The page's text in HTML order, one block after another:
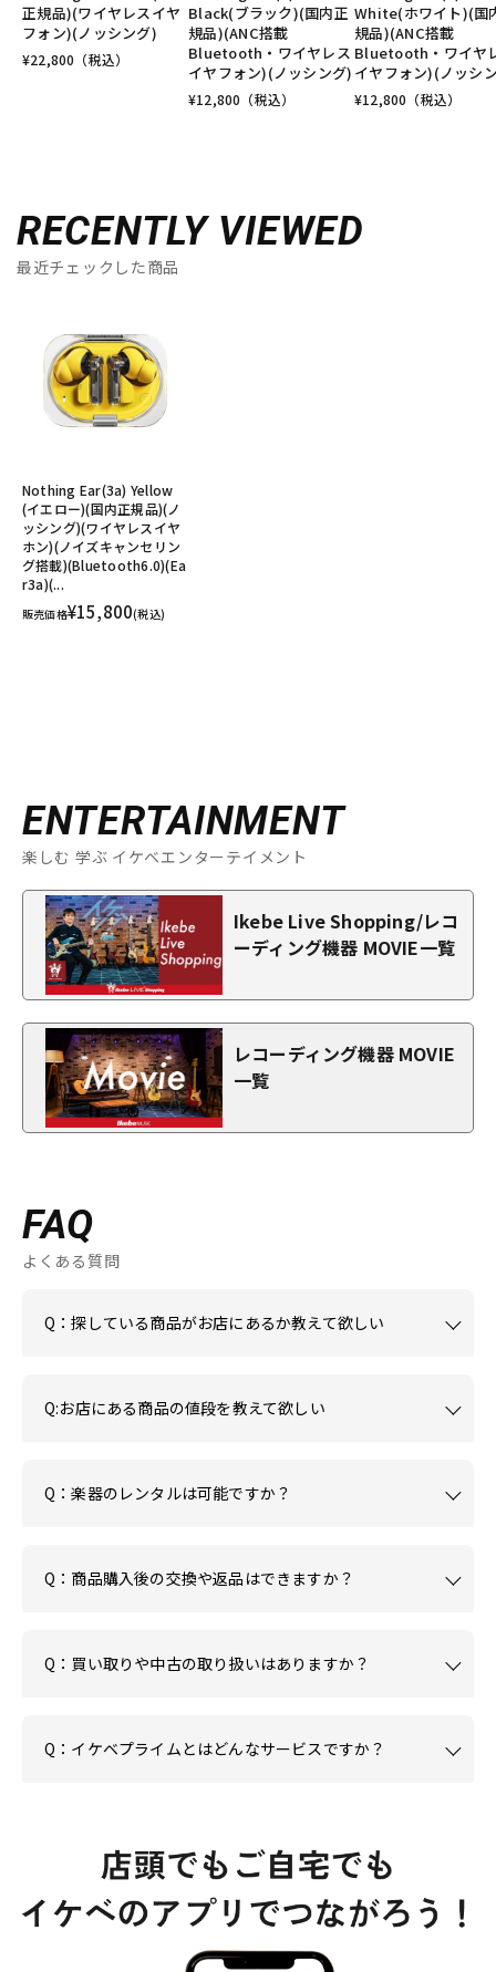
正規品)(ワイヤレスイヤ
フォン)(ノッシング)
¥22,800 （税込）
Black(ブラック)(国内正
規品)(ANC搭載
Bluetooth・ワイヤレス
イヤフォン)(ノッシング)
¥12,800 （税込）
White(ホワイト)(国
規品)(ANC搭載
Bluetooth・ワイヤ
イヤフォン)(ノッシ
¥12,800 （税込）
RECENTLY VIEWED
最近チェックした商品
Nothing Ear(3a) Yellow
(イエロー)(国内正規品)(ノ
ッシング)(ワイヤレスイヤ
ホン)(ノイズキャンセリン
グ搭載)(Bluetooth6.0)(Ea
r3a)(...
販売価格¥15,800(税込)
ENTERTAINMENT
楽しむ 学ぶ イケベエンターテイメント
Ikebe Live Shopping/レコ
ーディング機器 MOVIE一覧
レコーディング機器 MOVIE
一覧
FAQ
よくある質問
Q：探している商品がお店にあるか教えて欲しい
Q:お店にある商品の値段を教えて欲しい
Q：楽器のレンタルは可能ですか？
Q：商品購入後の交換や返品はできますか？
Q：買い取りや中古の取り扱いはありますか？
Q：イケベプライムとはどんなサービスですか？